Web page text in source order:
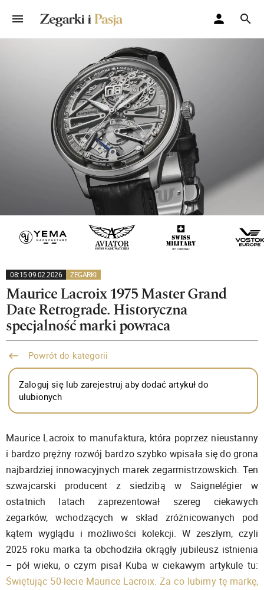
08:15 09.02.2026 ZEGARKI
Maurice Lacroix 1975 Master Grand
Date Retrograde. Historyczna
specjalność marki powraca
Powrót do kategorii
Zaloguj się lub zarejestruj aby dodać artykuł do
ulubionych
Maurice Lacroix to manufaktura, która poprzez nieustanny
i bardzo prężny rozwój bardzo szybko wpisała się do grona
najbardziej innowacyjnych marek zegarmistrzowskich. Ten
szwajcarski producent z siedzibą w Saignelégier w
ostatnich latach zaprezentował szereg ciekawych
zegarków, wchodzących w skład zróżnicowanych pod
kątem wyglądu i możliwości kolekcji. W zeszłym, czyli
2025 roku marka ta obchodziła okrągły jubileusz istnienia
– pół wieku, o czym pisał Kuba w ciekawym artykule tu:
Świętując 50-lecie Maurice Lacroix. Za co lubimy tę markę,